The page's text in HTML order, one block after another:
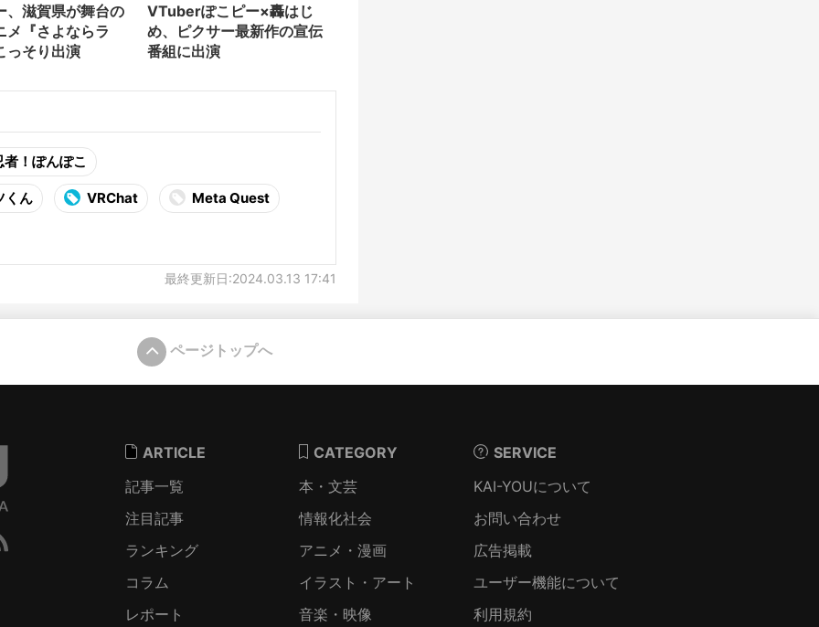
、滋賀県が舞台の
メ『さよならラ
っそり出演
VTuberぽこピー×轟はじ
め、ピクサー最新作の宣伝
番組に出演
！ぽんぽこ
くん VRChat Meta Quest
最終更新日:2024.03.13 17:41
ページトップへ
ARTICLE
記事一覧
注目記事
ランキング
コラム
レポート
CATEGORY
本・文芸
情報化社会
アニメ・漫画
イラスト・アート
音楽・映像
SERVICE
KAI-YOUについて
お問い合わせ
広告掲載
ユーザー機能について
利用規約